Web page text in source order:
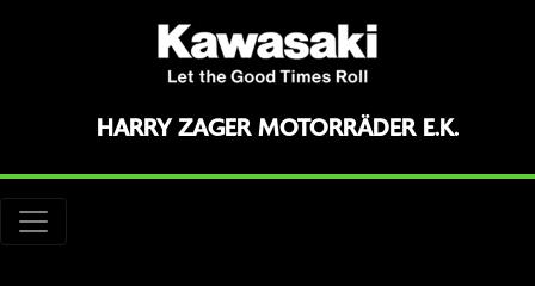
HARRY ZAGER MOTORRÄDER E.K.